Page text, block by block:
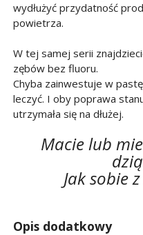
wydłużyć przydatność
powietrza.
W tej samej serii
zębów bez fluoru.
Chyba zainwestuje w
leczyć. I oby poprawa
utrzymała się na dłużej.
Macie lub
Jak sobie
Opis dodatkowy